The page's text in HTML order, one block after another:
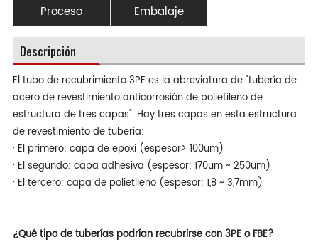
Proceso
Embalaje
Descripción
El tubo de recubrimiento 3PE es la abreviatura de "tubería de
acero de revestimiento anticorrosión de polietileno de
estructura de tres capas". Hay tres capas en esta estructura
de revestimiento de tubería:
· El primero: capa de epoxi (espesor> 100um)
· El segundo: capa adhesiva (espesor: 170um ~ 250um)
· El tercero: capa de polietileno (espesor: 1,8 ~ 3,7mm)
¿Qué tipo de tuberías podrían recubrirse con 3PE o FBE?